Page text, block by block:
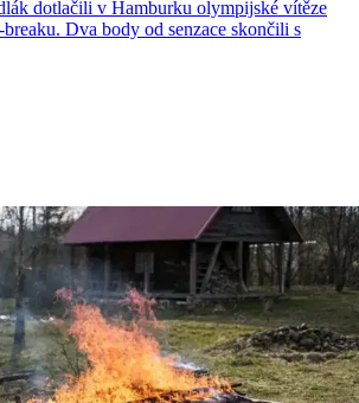
dotlačili v Hamburku olympijské vítěze
Dva body od senzace skončili s